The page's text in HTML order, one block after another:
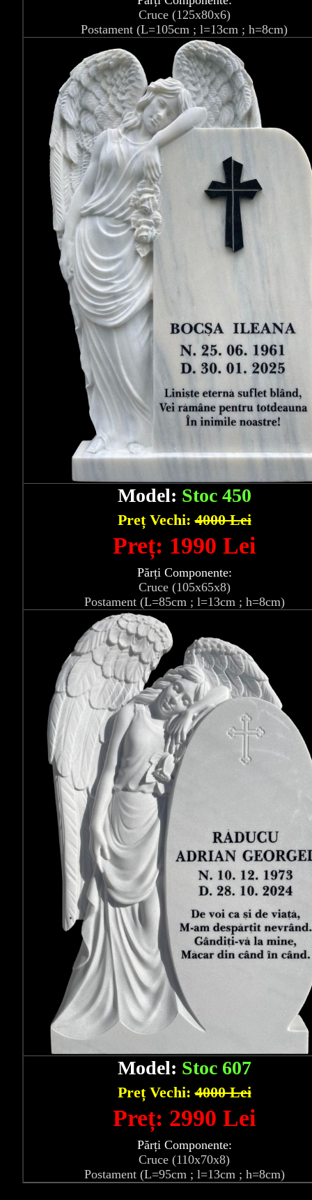
Cruce (125x80x6)
Postament (L=105cm ; l=13cm ; h=8cm)
Model: Stoc 450
Preț Vechi:4000 Lei
Preț: 1990 Lei
Părți Componente:
Cruce (105x65x8)
Postament (L=85cm ; l=13cm ; h=8cm)
Model: Stoc 607
Preț Vechi:4000 Lei
Preț: 2990 Lei
Părți Componente:
Cruce (110x70x8)
Postament (L=95cm ; l=13cm ; h=8cm)